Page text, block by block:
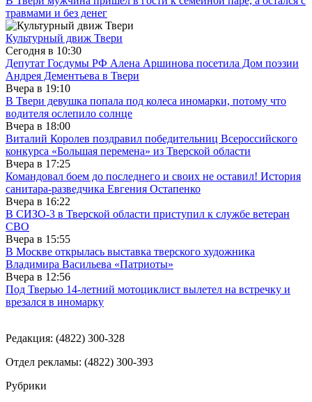
травмами и без денег
Культурный движ Твери
Сегодня в 10:30
Депутат Госдумы РФ Алена Аршинова посетила Дом поэзии
Андрея Дементьева в Твери
Вчера в 19:10
В Твери девушка попала под колеса иномарки, потому что
водителя ослепило солнце
Вчера в 18:00
Виталий Королев поздравил победительниц Всероссийского
конкурса «Большая перемена» из Тверской области
Вчера в 17:25
Командовал боем до последнего и своих не оставил! История
санитара-разведчика Евгения Остапенко
Вчера в 16:22
В СИЗО-3 в Тверской области приступил к службе ветеран
СВО
Вчера в 15:55
В Москве открылась выставка тверского художника
Владимира Васильева «Патриоты»
Вчера в 12:56
Под Тверью 14-летний мотоциклист вылетел на встречку и
врезался в иномарку
Редакция: (4822) 300-328
Отдел рекламы: (4822) 300-393
Рубрики